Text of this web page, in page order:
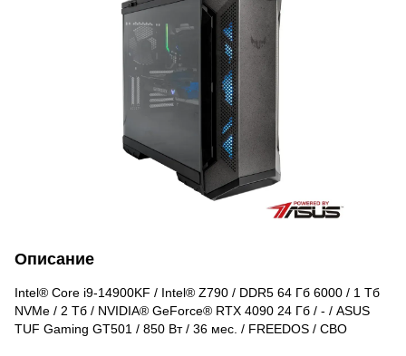
Описание
Intel® Core i9-14900KF / Intel® Z790 / DDR5 64 Гб 6000 / 1 Тб
NVMe / 2 Тб / NVIDIA® GeForce® RTX 4090 24 Гб / - / ASUS
TUF Gaming GT501 / 850 Вт / 36 мес. / FREEDOS / СВО